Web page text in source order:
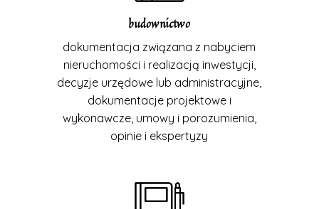
budownictwo
dokumentacja związana z nabyciem
nieruchomości i realizacją inwestycji,
decyzje urzędowe lub administracyjne,
dokumentacje projektowe i
wykonawcze, umowy i porozumienia,
opinie i ekspertyzy